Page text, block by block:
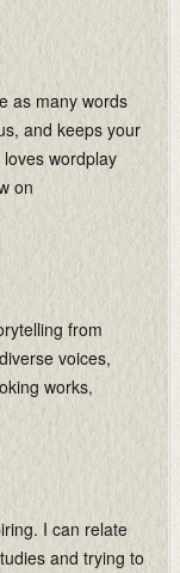
as many words
and keeps your
wordplay
on
from
voices,
works,
I can relate
and trying to